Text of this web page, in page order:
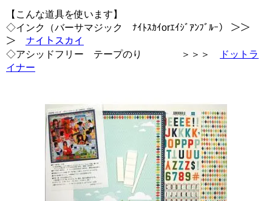
【こんな道具を使います】
◇インク（バーサマジック ﾅｲﾄｽｶｲorｴｲｼﾞｱﾝﾌﾞﾙｰ） ＞＞
＞ ナイトスカイ
◇アシッドフリー テープのり ＞＞＞
ドットラ
イナー